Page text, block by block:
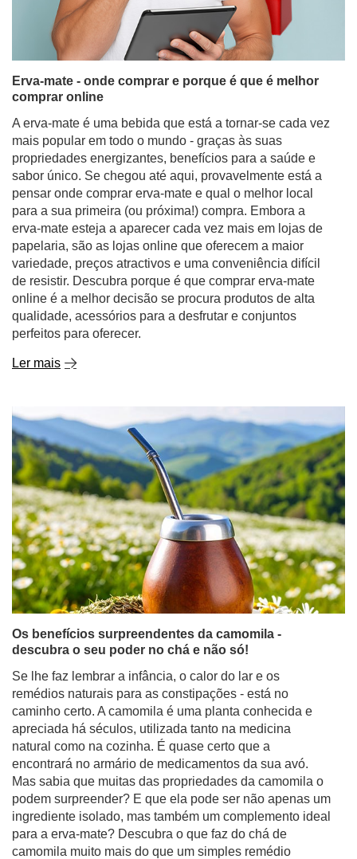
Erva-mate - onde comprar e porque é que é melhor
comprar online
A erva-mate é uma bebida que está a tornar-se cada vez
mais popular em todo o mundo - graças às suas
propriedades energizantes, benefícios para a saúde e
sabor único. Se chegou até aqui, provavelmente está a
pensar onde comprar erva-mate e qual o melhor local
para a sua primeira (ou próxima!) compra. Embora a
erva-mate esteja a aparecer cada vez mais em lojas de
papelaria, são as lojas online que oferecem a maior
variedade, preços atractivos e uma conveniência difícil
de resistir. Descubra porque é que comprar erva-mate
online é a melhor decisão se procura produtos de alta
qualidade, acessórios para a desfrutar e conjuntos
perfeitos para oferecer.
Ler mais
Os benefícios surpreendentes da camomila -
descubra o seu poder no chá e não só!
Se lhe faz lembrar a infância, o calor do lar e os
remédios naturais para as constipações - está no
caminho certo. A camomila é uma planta conhecida e
apreciada há séculos, utilizada tanto na medicina
natural como na cozinha. É quase certo que a
encontrará no armário de medicamentos da sua avó.
Mas sabia que muitas das propriedades da camomila o
podem surpreender? E que ela pode ser não apenas um
ingrediente isolado, mas também um complemento ideal
para a erva-mate? Descubra o que faz do chá de
camomila muito mais do que um simples remédio